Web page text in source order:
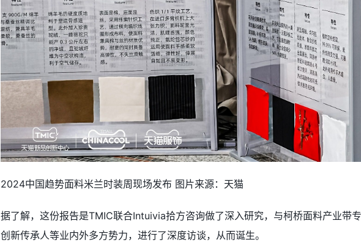
2024中国趋势面料米兰时装周现场发布 图片来源：天猫
据了解，这份报告是TMIC联合Intuivia拾方咨询做了深入研究，与柯桥面料产业带
创新传承人等业内外多方势力，进行了深度访谈，从而诞生。